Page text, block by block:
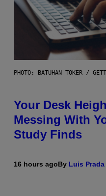
PHOTO: BATUHAN TOKER /
Your Desk
Messing With
Study Finds
16 hours agoBy Luis Prada